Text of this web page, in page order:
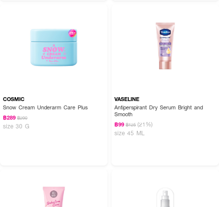
COSMIC
Snow Cream Underarm Care Plus
฿289 ฿290
size 30 G
VASELINE
Antiperspirant Dry Serum Bright and
Smooth
฿99 ฿125 (21%)
size 45 ML